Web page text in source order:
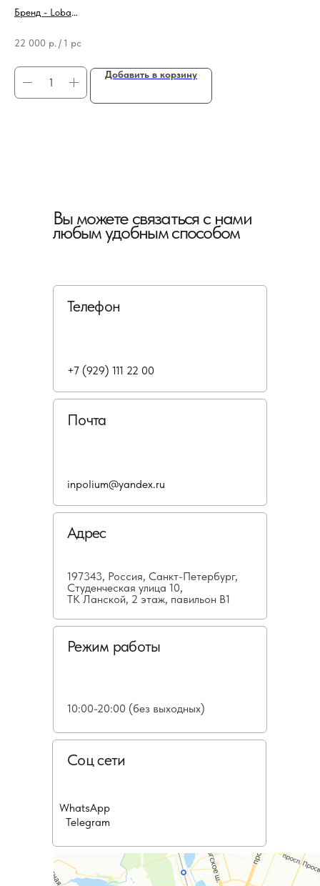
Бренд - Loba
22 000 р. / 1 pc
Добавить в корзину
Вы можете связаться с нами
любым удобным способом
Телефон
Почта
Адрес
197343, Россия, Санкт-Петербург,
Студенческая улица 10,
ТК Ланской, 2 этаж, павильон В1
Режим работы
10:00-20:00 (без выходных)
Соц сети
+7 (929) 111 22 00
inpolium@yandex.ru
WhatsApp
Telegram